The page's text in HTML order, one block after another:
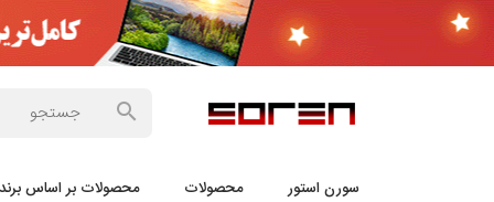
سورن استور محصولات محصولات بر اساس